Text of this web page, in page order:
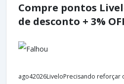
Compre pontos
de desconto + 3%
ago42026LiveloPrecisando reforçar